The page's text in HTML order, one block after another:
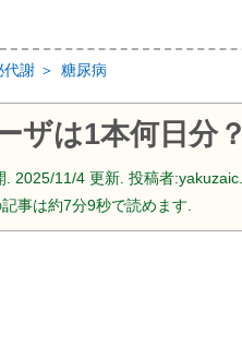
代謝 ＞ 糖尿病
ザは1本何日分？
. 2025/11/4 更新. 投稿者:yakuzaic.
記事は約7分9秒で読めます.